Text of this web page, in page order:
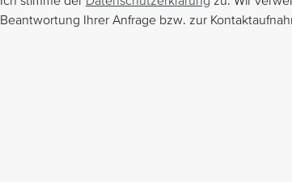
Beantwortung Ihrer Anfrage bzw. zur